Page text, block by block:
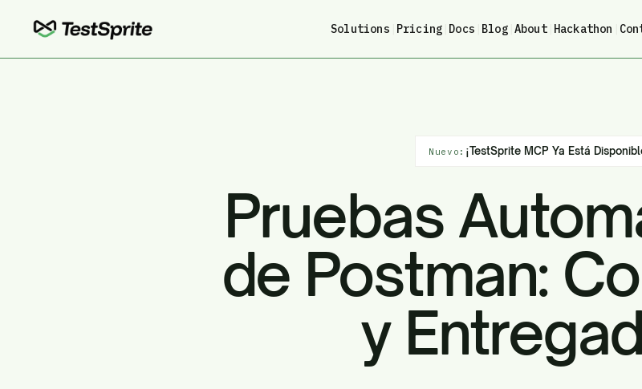
Solutions Pricing Docs Blog| About| Hackathon
Nuevo: ¡TestSprite MCP Ya Está
Pruebas
de Postman:
y